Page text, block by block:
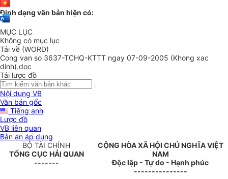
Định dạng văn bản hiện có:
MỤC LỤC
Không có mục lục
Tải về (WORD)
Cong van so 3637-TCHQ-KTTT ngay 07-09-2005 (Khong xac
dinh).doc
Tải lược đồ
Nội dung VB
Văn bản gốc
Tiếng anh
Lược đồ
VB liên quan
Bản án áp dụng
BỘ TÀI CHÍNH
TỔNG CỤC HẢI QUAN
-------
CỘNG HÒA XÃ HỘI CHỦ NGHĨA VIỆT
NAM
Độc lập - Tự do - Hạnh phúc
---------------